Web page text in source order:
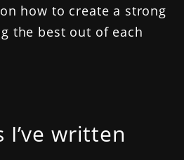
how to create a strong
the best out of each
I’ve written